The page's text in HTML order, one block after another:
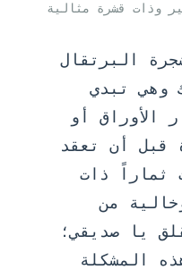
وذات قشرة مثالية
البرتقال
وهي تبدي
الأوراق أو
قبل أن تعقد
ثماراً ذات
من
يا صديقي؛
المشكلة